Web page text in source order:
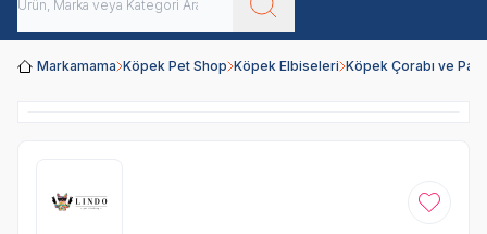
Markamama Köpek Pet Shop Köpek Elbiseleri Köpek Çorabı ve
Favoriye